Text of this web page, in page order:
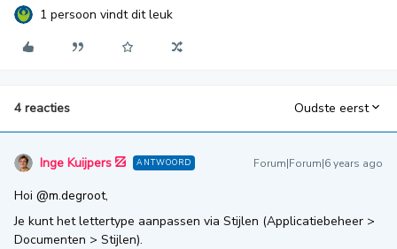
1 persoon vindt dit leuk
4 reacties Oudste eerst
Inge Kuijpers ANTWOORD Forum|Forum|6 years ago
Hoi @m.degroot,
Je kunt het lettertype aanpassen via Stijlen (Applicatiebeheer >
Documenten > Stijlen).